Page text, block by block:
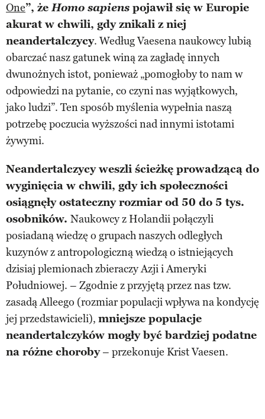
One”, żeHomo sapiens pojawił się w Europie
akurat w chwili, gdy znikali z niej
neandertalczycy. Według Vaesena naukowcy lubią
obarczać nasz gatunek winą za zagładę innych
dwunożnych istot, ponieważ „pomogłoby to nam w
odpowiedzi na pytanie, co czyni nas wyjątkowych,
jako ludzi”. Ten sposób myślenia wypełnia naszą
potrzebę poczucia wyższości nad innymi istotami
żywymi.
Neandertalczycy weszli ścieżkę prowadzącą do
wyginięcia w chwili, gdy ich społeczności
osiągnęły ostateczny rozmiar od 50 do 5 tys.
osobników. Naukowcy z Holandii połączyli
posiadaną wiedzę o grupach naszych odległych
kuzynów z antropologiczną wiedzą o istniejących
dzisiaj plemionach zbieraczy Azji i Ameryki
Południowej. – Zgodnie z przyjętą przez nas tzw.
zasadą Alleego (rozmiar populacji wpływa na kondycję
jej przedstawicieli), mniejsze populacje
neandertalczyków mogły być bardziej podatne
na różne choroby– przekonuje Krist Vaesen.